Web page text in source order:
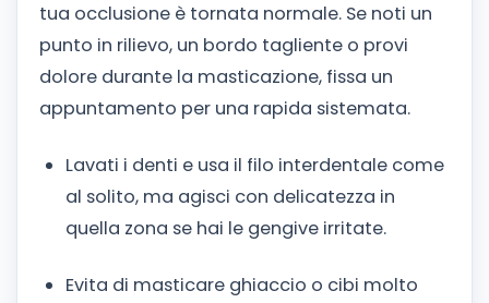
tua occlusione è tornata normale. Se noti un
punto in rilievo, un bordo tagliente o provi
dolore durante la masticazione, fissa un
appuntamento per una rapida sistemata.
Lavati i denti e usa il filo interdentale come
al solito, ma agisci con delicatezza in
quella zona se hai le gengive irritate.
Evita di masticare ghiaccio o cibi molto